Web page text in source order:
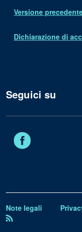
Versione
Dichiarazione di
Seguici su
Note legali